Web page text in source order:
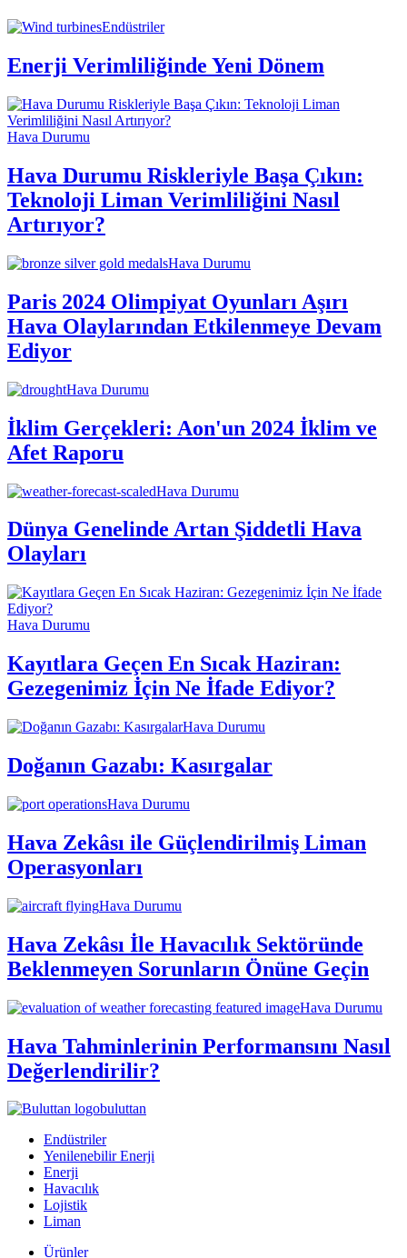
Endüstriler
Enerji Verimliliğinde Yeni Dönem
Hava Durumu
Hava Durumu Riskleriyle Başa Çıkın:
Teknoloji Liman Verimliliğini Nasıl
Artırıyor?
Hava Durumu
Paris 2024 Olimpiyat Oyunları Aşırı
Hava Olaylarından Etkilenmeye Devam
Ediyor
Hava Durumu
İklim Gerçekleri: Aon'un 2024 İklim ve
Afet Raporu
Hava Durumu
Dünya Genelinde Artan Şiddetli Hava
Olayları
Hava Durumu
Kayıtlara Geçen En Sıcak Haziran:
Gezegenimiz İçin Ne İfade Ediyor?
Hava Durumu
Doğanın Gazabı: Kasırgalar
Hava Durumu
Hava Zekâsı ile Güçlendirilmiş Liman
Operasyonları
Hava Durumu
Hava Zekâsı İle Havacılık Sektöründe
Beklenmeyen Sorunların Önüne Geçin
Hava Durumu
Hava Tahminlerinin Performansını Nasıl
Değerlendirilir?
buluttan
Endüstriler
Yenilenebilir Enerji
Enerji
Havacılık
Lojistik
Liman
Ürünler